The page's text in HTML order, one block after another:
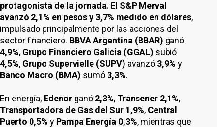
protagonista de la jornada. El S&P Merval
avanzó 2,1% en pesos y 3,7% medido en dólares,
impulsado principalmente por las acciones del
sector financiero. BBVA Argentina (BBAR) ganó
4,9%, Grupo Financiero Galicia (GGAL) subió
4,5%, Grupo Supervielle (SUPV) avanzó 3,9% y
Banco Macro (BMA) sumó 3,3%.
En energía, Edenor ganó 2,3%, Transener 2,1%,
Transportadora de Gas del Sur 1,9%, Central
Puerto 0,5% y Pampa Energía 0,3%, mientras que